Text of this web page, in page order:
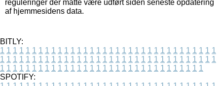
reguleringer der måtte være udført siden seneste opdatering
af hjemmesidens data.
BITLY:
1 1 1 1 1 1 1 1 1 1 1 1 1 1 1 1 1 1 1 1 1 1 1 1 1 1 1 1 1 1 1 1 1 1
1 1 1 1 1 1 1 1 1 1 1 1 1 1 1 1 1 1 1 1 1 1 1 1 1 1 1 1 1 1 1 1 1 1
1 1 1 1 1 1 1 1 1 1 1 1 1 1 1 1 1 1 1 1 1 1 1 1 1 1 1 1 1 1 1 1
SPOTIFY: